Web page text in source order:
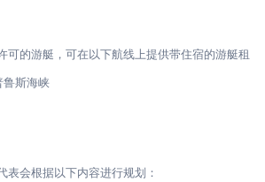
可的游艇，可在以下航线上提供带住宿的游艇租
鲁斯海峡
表会根据以下内容进行规划：